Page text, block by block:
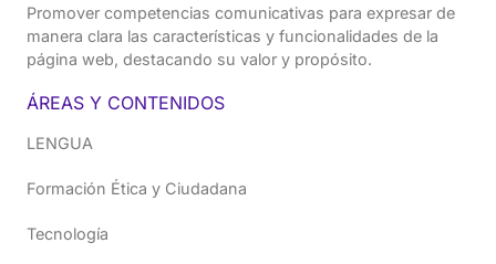
Promover competencias comunicativas para expresar de
manera clara las características y funcionalidades de la
página web, destacando su valor y propósito.
ÁREAS Y CONTENIDOS
LENGUA
Formación Ética y Ciudadana
Tecnología